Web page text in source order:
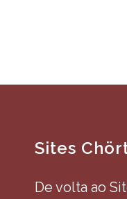
Sites
De volta ao